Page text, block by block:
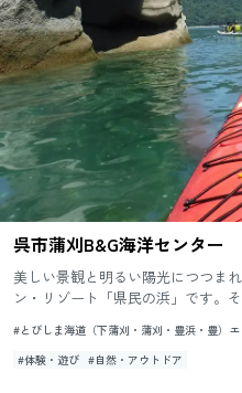
呉市蒲刈B&G海洋センター
美しい景観と明るい陽光につつま
ン・リゾート「県民の浜」です。
穏...
#とびしま海道（下蒲刈・蒲刈・豊浜・豊）エ
#体験・遊び #自然・アウトドア